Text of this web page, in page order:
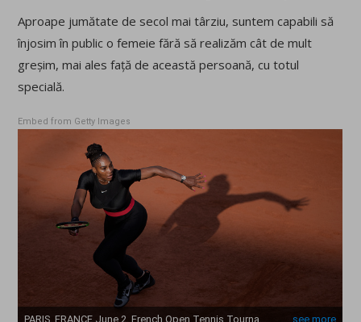
Aproape jumătate de secol mai târziu, suntem capabili să
înjosim în public o femeie fără să realizăm cât de mult
greșim, mai ales față de această persoană, cu totul
specială.
Embed from Getty Images